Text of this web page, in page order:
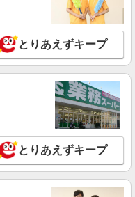
は多いけど入力項目は少な
区／最寄駅：中島（愛知
車通勤可≫ ■職場目の前に
詳細を見る
コーディネートセンタ
は落ち着いて処理☆覚え
とりあえずキープ
とりあえずキープ